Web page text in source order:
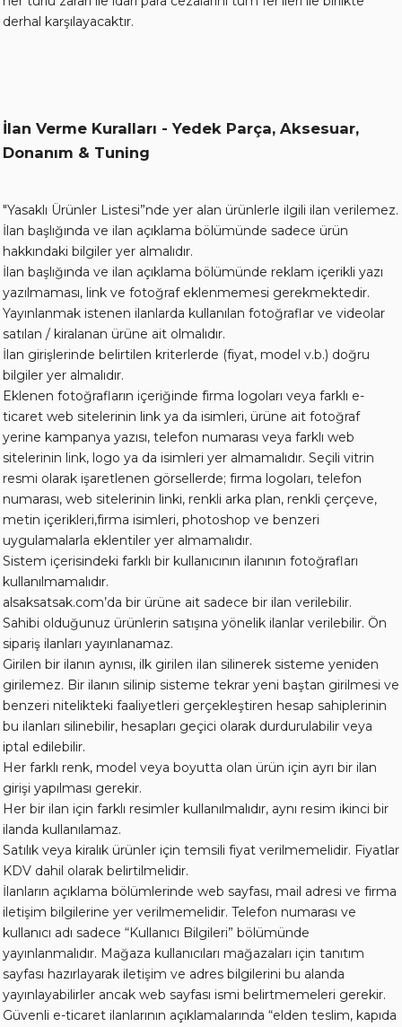
derhal karşılayacaktır.
İlan Verme Kuralları - Yedek Parça, Aksesuar,
Donanım & Tuning
"Yasaklı Ürünler Listesi”nde yer alan ürünlerle ilgili ilan verilemez.
İlan başlığında ve ilan açıklama bölümünde sadece ürün
hakkındaki bilgiler yer almalıdır.
İlan başlığında ve ilan açıklama bölümünde reklam içerikli yazı
yazılmaması, link ve fotoğraf eklenmemesi gerekmektedir.
Yayınlanmak istenen ilanlarda kullanılan fotoğraflar ve videolar
satılan / kiralanan ürüne ait olmalıdır.
İlan girişlerinde belirtilen kriterlerde (fiyat, model v.b.) doğru
bilgiler yer almalıdır.
Eklenen fotoğrafların içeriğinde firma logoları veya farklı e-
ticaret web sitelerinin link ya da isimleri, ürüne ait fotoğraf
yerine kampanya yazısı, telefon numarası veya farklı web
sitelerinin link, logo ya da isimleri yer almamalıdır. Seçili vitrin
resmi olarak işaretlenen görsellerde; firma logoları, telefon
numarası, web sitelerinin linki, renkli arka plan, renkli çerçeve,
metin içerikleri,firma isimleri, photoshop ve benzeri
uygulamalarla eklentiler yer almamalıdır.
Sistem içerisindeki farklı bir kullanıcının ilanının fotoğrafları
kullanılmamalıdır.
alsaksatsak.com’da bir ürüne ait sadece bir ilan verilebilir.
Sahibi olduğunuz ürünlerin satışına yönelik ilanlar verilebilir. Ön
sipariş ilanları yayınlanamaz.
Girilen bir ilanın aynısı, ilk girilen ilan silinerek sisteme yeniden
girilemez. Bir ilanın silinip sisteme tekrar yeni baştan girilmesi ve
benzeri nitelikteki faaliyetleri gerçekleştiren hesap sahiplerinin
bu ilanları silinebilir, hesapları geçici olarak durdurulabilir veya
iptal edilebilir.
Her farklı renk, model veya boyutta olan ürün için ayrı bir ilan
girişi yapılması gerekir.
Her bir ilan için farklı resimler kullanılmalıdır, aynı resim ikinci bir
ilanda kullanılamaz.
Satılık veya kiralık ürünler için temsili fiyat verilmemelidir. Fiyatlar
KDV dahil olarak belirtilmelidir.
İlanların açıklama bölümlerinde web sayfası, mail adresi ve firma
iletişim bilgilerine yer verilmemelidir. Telefon numarası ve
kullanıcı adı sadece “Kullanıcı Bilgileri” bölümünde
yayınlanmalıdır. Mağaza kullanıcıları mağazaları için tanıtım
sayfası hazırlayarak iletişim ve adres bilgilerini bu alanda
yayınlayabilirler ancak web sayfası ismi belirtmemeleri gerekir.
Güvenli e-ticaret ilanlarının açıklamalarında “elden teslim, kapıda